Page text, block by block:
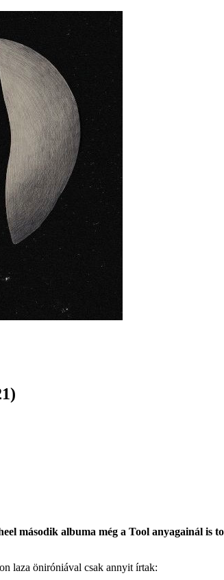
második albuma még a Tool anyagainál is
laza öniróniával csak annyit írtak: